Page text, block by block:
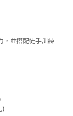
，並搭配徒手訓練
)